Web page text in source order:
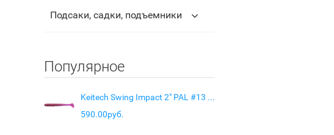
Подсаки, садки, подъемники
Популярное
Keitech Swing Impact 2" PAL #13 Mistic Spice
590.00руб.